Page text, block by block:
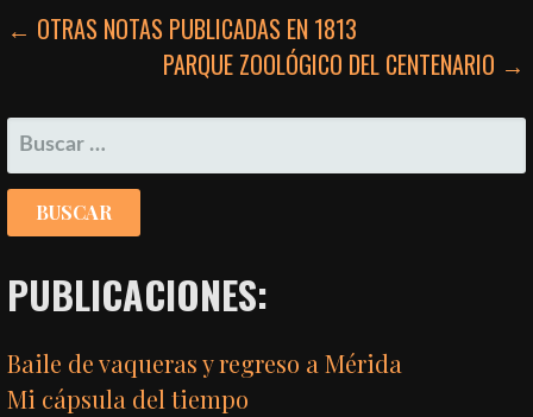
NAVEGACIÓN
ENTRADAS
← OTRAS NOTAS PUBLICADAS EN 1813
PARQUE ZOOLÓGICO DEL CENTENARIO →
BUSCAR:
PUBLICACIONES:
Baile de vaqueras y regreso a Mérida
Mi cápsula del tiempo